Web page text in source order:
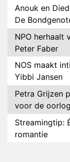
Anouk en
De
NPO herhaalt
Peter Faber
NOS maakt
Yibbi Jansen
Petra Grijzen
voor de oorlog
Streamingtip:
romantie